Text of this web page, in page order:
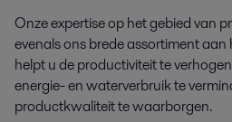
Onze expertise op het gebied van
evenals ons brede assortiment
helpt u de productiviteit te
energie- en waterverbruik te
productkwaliteit te waarborgen.